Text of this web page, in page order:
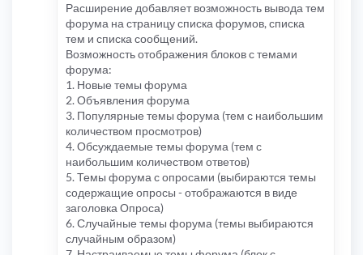
Расширение добавляет возможность вывода тем
форума на страницу списка форумов, списка
тем и списка сообщений.
Возможность отображения блоков с темами
форума:
1. Новые темы форума
2. Объявления форума
3. Популярные темы форума (тем с наибольшим
количеством просмотров)
4. Обсуждаемые темы форума (тем с
наибольшим количеством ответов)
5. Темы форума с опросами (выбираются темы
содержащие опросы - отображаются в виде
заголовка Опроса)
6. Случайные темы форума (темы выбираются
случайным образом)